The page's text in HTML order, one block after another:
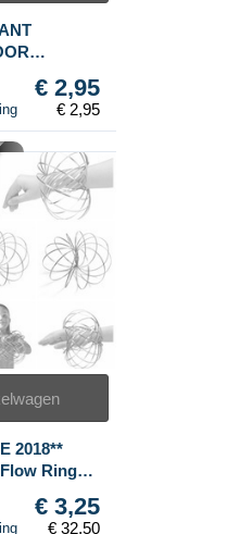
€ 2,95
€ 2,95
2018**
Rings -
| OP€ 3,25
€ 32,50